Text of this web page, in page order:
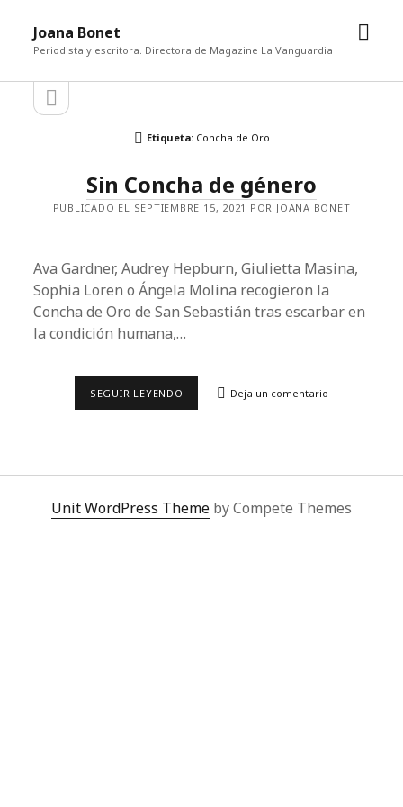
Joana Bonet
Periodista y escritora. Directora de Magazine La Vanguardia
abrir
Barraabrir
barra
Etiqueta: Concha de Oro
Sin Concha de género
PUBLICADO EL SEPTIEMBRE 15, 2021 POR JOANA BONET
Ava Gardner, Audrey Hepburn, Giulietta Masina,
So­phia Loren o Ángela Molina recogieron la
Concha de Oro de San Sebastián tras escarbar en
la condición humana,…
SEGUIR LEYENDO Deja un comentario
Unit WordPress Theme by Compete Themes